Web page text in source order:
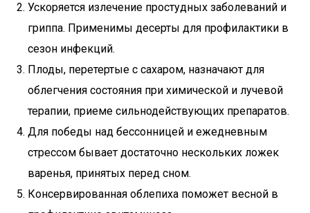
Ускоряется излечение простудных заболеваний и
гриппа. Применимы десерты для профилактики в
сезон инфекций.
Плоды, перетертые с сахаром, назначают для
облегчения состояния при химической и лучевой
терапии, приеме сильнодействующих препаратов.
Для победы над бессонницей и ежедневным
стрессом бывает достаточно нескольких ложек
варенья, принятых перед сном.
Консервированная облепиха поможет весной в